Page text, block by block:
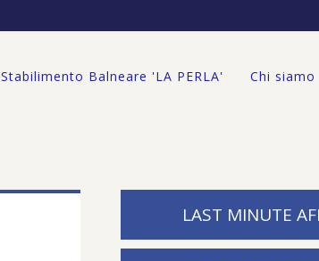
Stabilimento Balneare 'LA PERLA' Chi siamo
LAST MINUTE